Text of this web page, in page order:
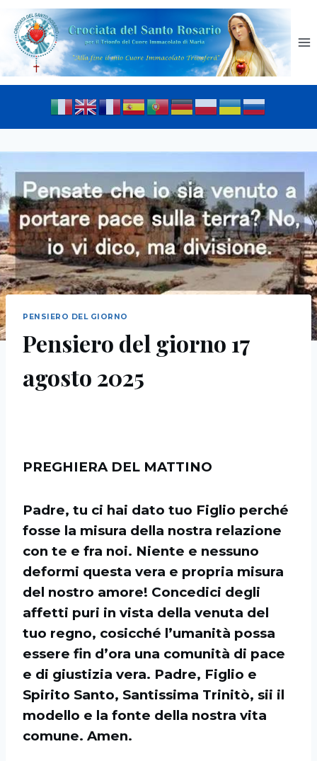
PENSIERO DEL GIORNO
Pensiero del giorno 17
agosto 2025
PREGHIERA DEL MATTINO
Padre, tu ci hai dato tuo Figlio perché
fosse la misura della nostra relazione
con te e fra noi. Niente e nessuno
deformi questa vera e propria misura
del nostro amore! Concedici degli
affetti puri in vista della venuta del
tuo regno, cosicché l’umanità possa
essere fin d’ora una comunità di pace
e di giustizia vera. Padre, Figlio e
Spirito Santo, Santissima Trinitò, sii il
modello e la fonte della nostra vita
comune. Amen.